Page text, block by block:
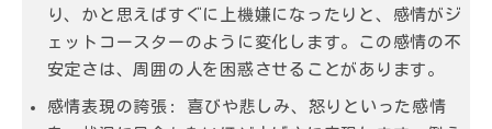
り、かと思えばすぐに上機嫌になったりと、感情がジ
ェットコースターのように変化します。この感情の不
安定さは、周囲の人を困惑させることがあります。
感情表現の誇張:
喜びや悲しみ、怒りといった感情